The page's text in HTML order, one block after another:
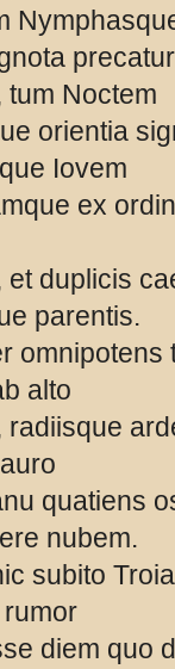
precatur
tum Noctem
orientia
Iovem
ex
et duplicis
parentis.
omnipotens
alto
radiisque
quatiens
nubem.
subito
diem quo